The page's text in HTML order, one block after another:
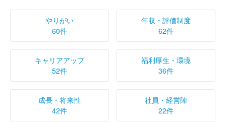
やりがい
60件
年収・評価制度
62件
キャリアアップ
52件
福利厚生・環境
36件
成長・将来性
42件
社員・経営陣
22件